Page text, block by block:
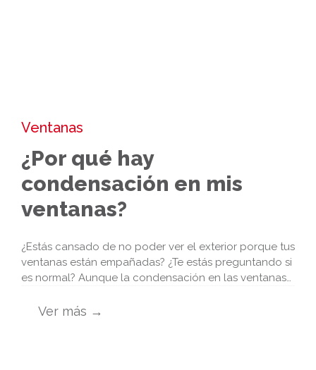
Ventanas
¿Por qué hay
condensación en mis
ventanas?
¿Estás cansado de no poder ver el exterior porque tus
ventanas están empañadas? ¿Te estás preguntando si
es normal? Aunque la condensación en las ventanas…
Ver más →